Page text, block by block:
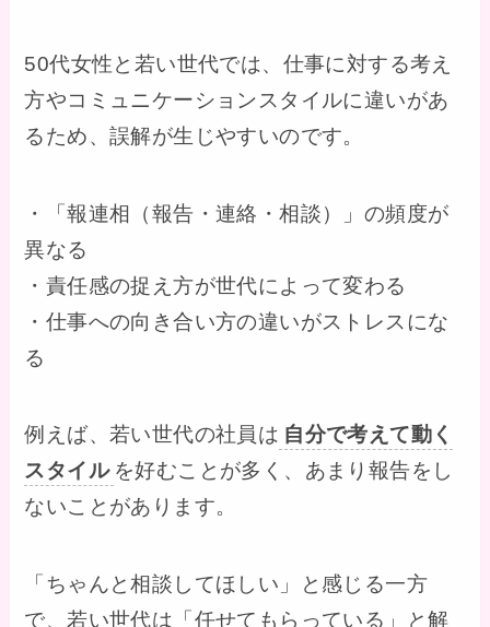
50代女性と若い世代では、仕事に対する考え
方やコミュニケーションスタイルに違いがあ
るため、誤解が生じやすいのです。
・「報連相（報告・連絡・相談）」の頻度が
異なる
・責任感の捉え方が世代によって変わる
・仕事への向き合い方の違いがストレスにな
る
例えば、若い世代の社員は 自分で考えて動く
スタイル を好むことが多く、あまり報告をし
ないことがあります。
「ちゃんと相談してほしい」と感じる一方
で、若い世代は「任せてもらっている」と解